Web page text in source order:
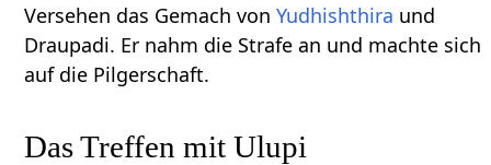
Versehen das Gemach vonYudhishthira und
Draupadi. Er nahm die Strafe an und machte sich
auf die Pilgerschaft.
Das Treffen mit Ulupi